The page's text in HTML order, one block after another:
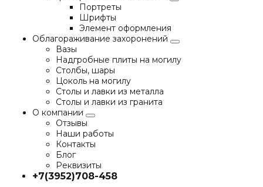
Портреты
Шрифты
Элемент оформления
Облагораживание захоронений
Вазы
Надгробные плиты на могилу
Столбы, шары
Цоколь на могилу
Столы и лавки из металла
Столы и лавки из гранита
О компании
Отзывы
Наши работы
Контакты
Блог
Реквизиты
+7(3952)708-458